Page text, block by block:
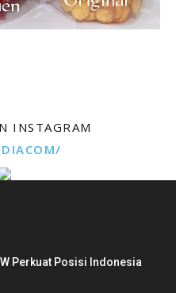
INSTAGRAM
Perkuat Posisi Indonesia